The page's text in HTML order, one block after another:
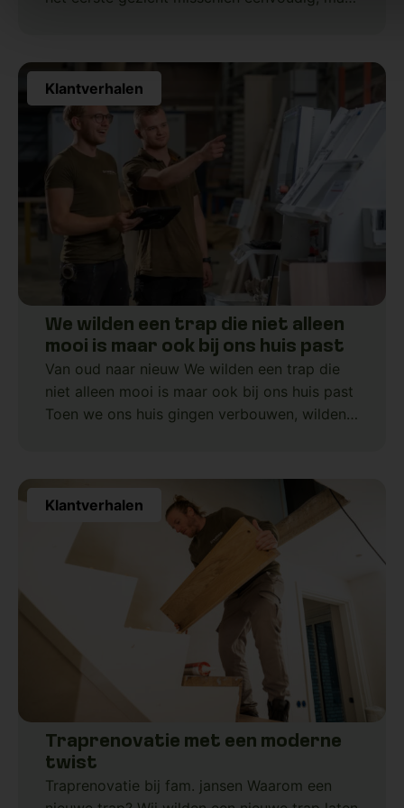
Klantverhalen
We wilden een trap die niet alleen
mooi is maar ook bij ons huis past
Van oud naar nieuw We wilden een trap die
niet alleen mooi is maar ook bij ons huis past
Toen we ons huis gingen verbouwen, wilden
Klantverhalen
Traprenovatie met een moderne
twist
Traprenovatie bij fam. jansen Waarom een